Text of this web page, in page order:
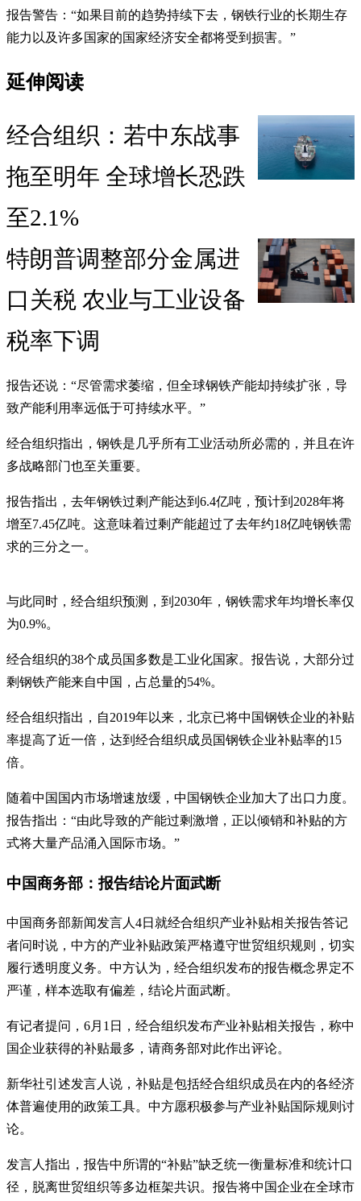
报告警告：“如果目前的趋势持续下去，钢铁行业的长期生存
能力以及许多国家的国家经济安全都将受到损害。”
延伸阅读
经合组织：若中东战事
拖至明年 全球增长恐跌
至2.1%
特朗普调整部分金属进
口关税 农业与工业设备
税率下调
报告还说：“尽管需求萎缩，但全球钢铁产能却持续扩张，导
致产能利用率远低于可持续水平。”
经合组织指出，钢铁是几乎所有工业活动所必需的，并且在许
多战略部门也至关重要。
报告指出，去年钢铁过剩产能达到6.4亿吨，预计到2028年将
增至7.45亿吨。这意味着过剩产能超过了去年约18亿吨钢铁需
求的三分之一。
与此同时，经合组织预测，到2030年，钢铁需求年均增长率仅
为0.9%。
经合组织的38个成员国多数是工业化国家。报告说，大部分过
剩钢铁产能来自中国，占总量的54%。
经合组织指出，自2019年以来，北京已将中国钢铁企业的补贴
率提高了近一倍，达到经合组织成员国钢铁企业补贴率的15
倍。
随着中国国内市场增速放缓，中国钢铁企业加大了出口力度。
报告指出：“由此导致的产能过剩激增，正以倾销和补贴的方
式将大量产品涌入国际市场。”
中国商务部：报告结论片面武断
中国商务部新闻发言人4日就经合组织产业补贴相关报告答记
者问时说，中方的产业补贴政策严格遵守世贸组织规则，切实
履行透明度义务。中方认为，经合组织发布的报告概念界定不
严谨，样本选取有偏差，结论片面武断。
有记者提问，6月1日，经合组织发布产业补贴相关报告，称中
国企业获得的补贴最多，请商务部对此作出评论。
新华社引述发言人说，补贴是包括经合组织成员在内的各经济
体普遍使用的政策工具。中方愿积极参与产业补贴国际规则讨
论。
发言人指出，报告中所谓的“补贴”缺乏统一衡量标准和统计口
径，脱离世贸组织等多边框架共识。报告将中国企业在全球市